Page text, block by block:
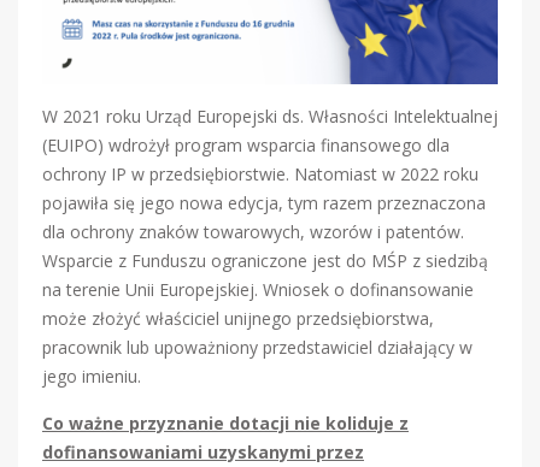
W 2021 roku Urząd Europejski ds. Własności Intelektualnej
(EUIPO) wdrożył program wsparcia finansowego dla
ochrony IP w przedsiębiorstwie. Natomiast w 2022 roku
pojawiła się jego nowa edycja, tym razem przeznaczona
dla ochrony znaków towarowych, wzorów i patentów.
Wsparcie z Funduszu ograniczone jest do MŚP z siedzibą
na terenie Unii Europejskiej. Wniosek o dofinansowanie
może złożyć właściciel unijnego przedsiębiorstwa,
pracownik lub upoważniony przedstawiciel działający w
jego imieniu.
Co ważne przyznanie dotacji nie koliduje z
dofinansowaniami uzyskanymi przez